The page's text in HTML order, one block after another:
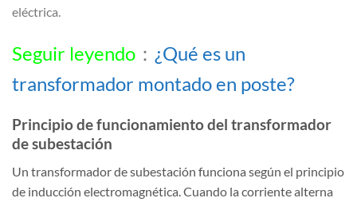
eléctrica.
Seguir leyendo ： ¿Qué es un
transformador montado en poste?
Principio de funcionamiento del transformador
de subestación
Un transformador de subestación funciona según el principio
de inducción electromagnética. Cuando la corriente alterna